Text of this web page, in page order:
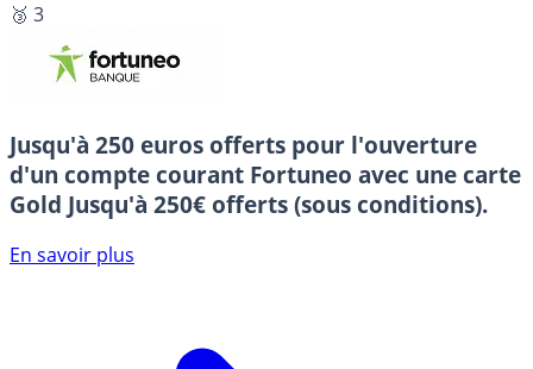
🥉 3
Jusqu'à 250 euros offerts pour l'ouverture
d'un compte courant Fortuneo avec une carte
Gold Jusqu'à 250€ offerts (sous conditions).
En savoir plus